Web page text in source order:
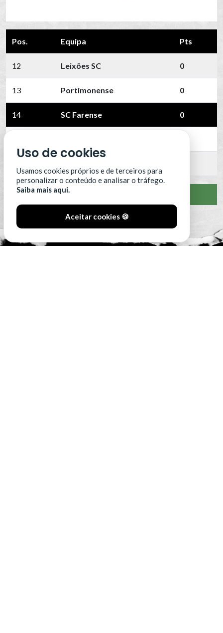
Pos. Equipa Pts
12 Leixões SC 0
13 Portimonense 0
14 SC Farense 0
VER CLASSIFICAÇÃO COMPLETA
Uso de cookies
Usamos cookies próprios e de terceiros para
personalizar o conteúdo e analisar o tráfego.
Saiba mais aqui.
Aceitar cookies 🍪